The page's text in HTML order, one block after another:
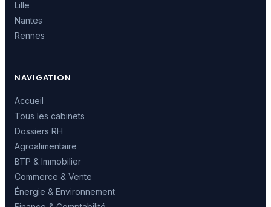
Lille
Nantes
Rennes
NAVIGATION
Accueil
Tous les cabinets
Dossiers RH
Agroalimentaire
BTP & Immobilier
Commerce & Vente
Énergie & Environnement